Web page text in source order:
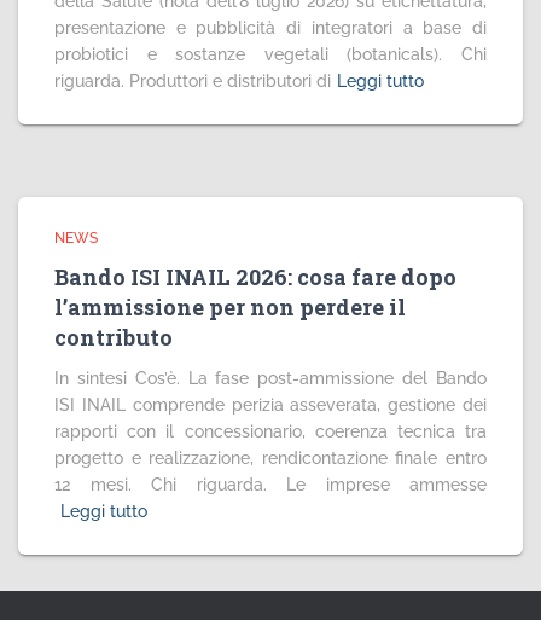
presentazione e pubblicità di integratori a base di
probiotici e sostanze vegetali (botanicals). Chi
riguarda. Produttori e distributori di Leggi tutto
NEWS
Bando ISI INAIL 2026: cosa fare dopo
l’ammissione per non perdere il
contributo
In sintesi Cos’è. La fase post-ammissione del Bando
ISI INAIL comprende perizia asseverata, gestione dei
rapporti con il concessionario, coerenza tecnica tra
progetto e realizzazione, rendicontazione finale entro
12 mesi. Chi riguarda. Le imprese ammesse
Leggi tutto